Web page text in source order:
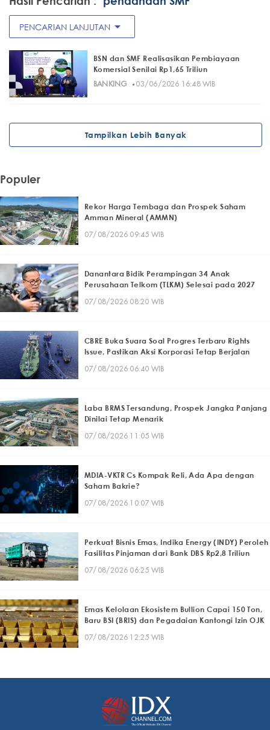
PENCARIAN LANJUTAN arrow_drop_down
BSN dan SMF Realisasikan Pembiayaan
Komersial Senilai Rp1,65 Triliun
BANKING· 03/06/2026 16:48 WIB
Tampilkan Lebih Banyak
Populer
Rekor Harga Tembaga dan Prospek Saham
Amman Mineral (AMMN)
07/08/2026 09:45 WIB
Danantara Bidik Perampingan 34 Anak
Perusahaan Telkom (TLKM) Selesai pada 2027
07/08/2026 08:20 WIB
CBRE Buka Suara Soal Progres Terbaru Rights
Issue, Pastikan Aksi Korporasi Tetap Berjalan
07/08/2026 06:40 WIB
Laba BRMS Tersandung, Prospek Jangka Panjang
Dinilai Tetap Menarik
07/08/2026 11:05 WIB
MDIA-VKTR Cs Kompak Reli, Ada Apa dengan
Saham Bakrie?
07/08/2026 10:07 WIB
Perkuat Bisnis Emas, Indika Energy (INDY) Peroleh
Fasilitas Pinjaman dari Bank DBS Rp2,8 Triliun
07/08/2026 06:25 WIB
Emas Kelolaan Ekosistem Bullion Capai 150 Ton,
Baru BSI (BRIS) dan Pegadaian Kantongi Izin OJK
07/08/2026 12:25 WIB